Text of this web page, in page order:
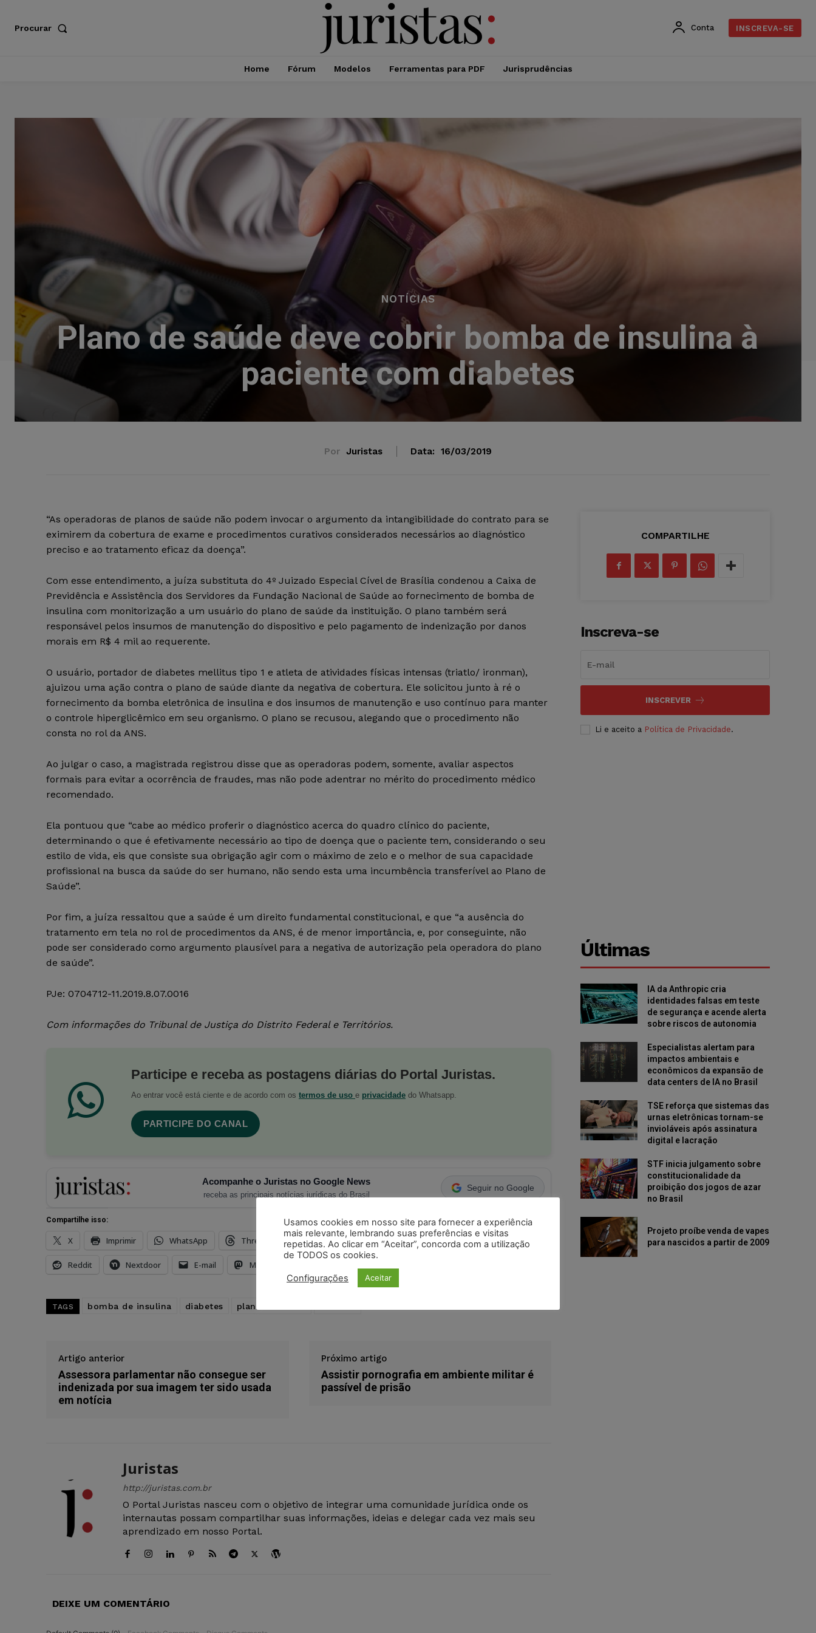
Procurar Conta INSCREVA-SE
Home Fórum Modelos Ferramentas para PDF Jurisprudências
NOTÍCIAS
Plano de saúde deve cobrir bomba de insulina à
paciente com diabetes
Por Juristas Data: 16/03/2019
“As operadoras de planos de saúde não podem invocar o argumento da intangibilidade do contrato para se
eximirem da cobertura de exame e procedimentos curativos considerados necessários ao diagnóstico
preciso e ao tratamento eficaz da doença”.
Com esse entendimento, a juíza substituta do 4º Juizado Especial Cível de Brasília condenou a Caixa de
Previdência e Assistência dos Servidores da Fundação Nacional de Saúde ao fornecimento de bomba de
insulina com monitorização a um usuário do plano de saúde da instituição. O plano também será
responsável pelos insumos de manutenção do dispositivo e pelo pagamento de indenização por danos
morais em R$ 4 mil ao requerente.
O usuário, portador de diabetes mellitus tipo 1 e atleta de atividades físicas intensas (triatlo/ ironman),
ajuizou uma ação contra o plano de saúde diante da negativa de cobertura. Ele solicitou junto à ré o
fornecimento da bomba eletrônica de insulina e dos insumos de manutenção e uso contínuo para manter
o controle hiperglicêmico em seu organismo. O plano se recusou, alegando que o procedimento não
consta no rol da ANS.
Ao julgar o caso, a magistrada registrou disse que as operadoras podem, somente, avaliar aspectos
formais para evitar a ocorrência de fraudes, mas não pode adentrar no mérito do procedimento médico
recomendado.
Ela pontuou que “cabe ao médico proferir o diagnóstico acerca do quadro clínico do paciente,
determinando o que é efetivamente necessário ao tipo de doença que o paciente tem, considerando o seu
estilo de vida, eis que consiste sua obrigação agir com o máximo de zelo e o melhor de sua capacidade
profissional na busca da saúde do ser humano, não sendo esta uma incumbência transferível ao Plano de
Saúde”.
Por fim, a juíza ressaltou que a saúde é um direito fundamental constitucional, e que “a ausência do
tratamento em tela no rol de procedimentos da ANS, é de menor importância, e, por conseguinte, não
pode ser considerado como argumento plausível para a negativa de autorização pela operadora do plano
de saúde”.
PJe: 0704712-11.2019.8.07.0016
Com informações do Tribunal de Justiça do Distrito Federal e Territórios.
Participe e receba as postagens diárias do Portal Juristas.
Ao entrar você está ciente e de acordo com os termos de uso e privacidade do Whatsapp.
PARTICIPE DO CANAL
Acompanhe o Juristas no Google News
receba as principais notícias jurídicas do Brasil
Seguir no Google
Compartilhe isso:
X Imprimir WhatsApp Threads Facebook Telegram Pinterest Tumblr
Reddit Nextdoor E-mail Mastodon
TAGS bomba de insulina diabetes plano de saúde
Artigo anterior
Assessora parlamentar não consegue ser
indenizada por sua imagem ter sido usada
em notícia
Próximo artigo
Assistir pornografia em ambiente militar é
passível de prisão
Juristas
http://juristas.com.br
O Portal Juristas nasceu com o objetivo de integrar uma comunidade jurídica onde os
internautas possam compartilhar suas informações, ideias e delegar cada vez mais seu
aprendizado em nosso Portal.
DEIXE UM COMENTÁRIO
COMPARTILHE
Inscreva-se
INSCREVER
Li e aceito a Política de Privacidade.
Últimas
IA da Anthropic cria
identidades falsas em teste
de segurança e acende alerta
sobre riscos de autonomia
Especialistas alertam para
impactos ambientais e
econômicos da expansão de
data centers de IA no Brasil
TSE reforça que sistemas das
urnas eletrônicas tornam-se
invioláveis após assinatura
digital e lacração
STF inicia julgamento sobre
constitucionalidade da
proibição dos jogos de azar
no Brasil
Projeto proíbe venda de vapes
para nascidos a partir de 2009
Usamos cookies em nosso site para fornecer a experiência
mais relevante, lembrando suas preferências e visitas
repetidas. Ao clicar em “Aceitar”, concorda com a utilização
de TODOS os cookies.
Configurações Aceitar